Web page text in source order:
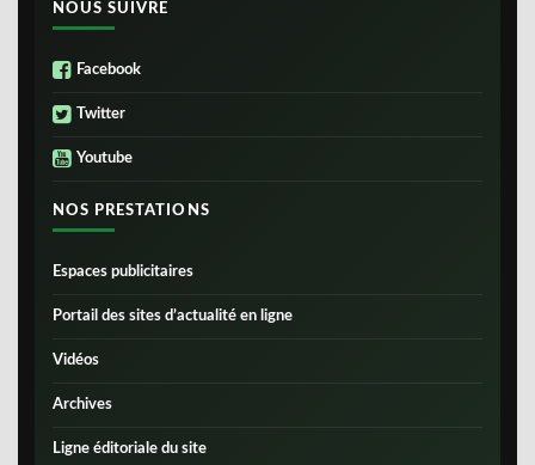
NOUS SUIVRE
Facebook
Twitter
Youtube
NOS PRESTATIONS
Espaces publicitaires
Portail des sites d’actualité en ligne
Vidéos
Archives
Ligne éditoriale du site